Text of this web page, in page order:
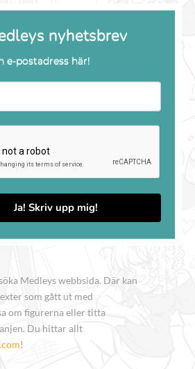
nyhetsbrev
e-postadress här!
Ja! Skriv upp mig!
Medleys webbsida. Där kan
som gått ut med
om figurerna eller titta
Du hittar allt
!